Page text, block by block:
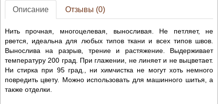
Описание Отзывы (0)
Нить прочная, многоцелевая, выносливая. Не петляет, не
рвется, идеальна для любых типов ткани и всех типов швов.
Вынослива на разрыв, трение и растяжение. Выдерживает
температуру 200 град. При глажении, не линяет и не выцветает.
Ни стирка при 95 град., ни химчистка не могут хоть немного
повредить цвету. Можно использовать для машинного шитья, а
также отделки.